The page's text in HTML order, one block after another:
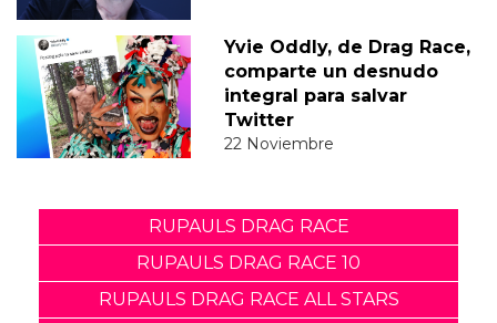
Yvie Oddly, de Drag Race,
comparte un desnudo
integral para salvar
Twitter
22 Noviembre
RUPAULS DRAG RACE
RUPAULS DRAG RACE 10
RUPAULS DRAG RACE ALL STARS